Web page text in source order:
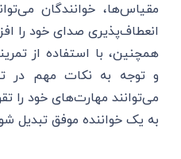
مقیاس‌ها، خوانندگان
انعطاف‌پذیری صدای خود را
همچنین، با استفاده از
و توجه به نکات مهم در
می‌توانند مهارت‌های خود را
به یک خواننده موفق تبدیل